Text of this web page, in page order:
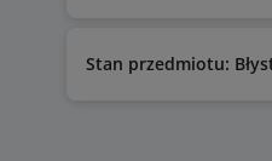
Stan przedmiotu: